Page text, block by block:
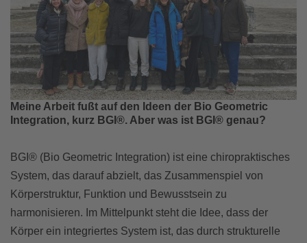
Meine Arbeit fußt auf den Ideen der Bio Geometric
Integration, kurz BGI®. Aber was ist BGI® genau?
BGI® (Bio Geometric Integration) ist eine chiropraktisches
System, das darauf abzielt, das Zusammenspiel von
Körperstruktur, Funktion und Bewusstsein zu
harmonisieren. Im Mittelpunkt steht die Idee, dass der
Körper ein integriertes System ist, das durch strukturelle